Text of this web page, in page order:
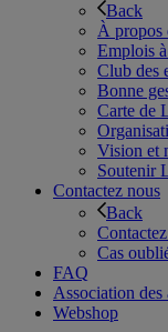
Back
À propos
Emplois
Club des
Bonne
Carte de
Vision et
Soutenir
Contactez nous
Back
Cas
FAQ
Association des
Webshop